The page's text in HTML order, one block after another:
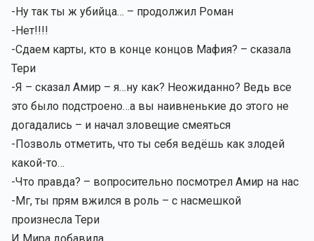
-Ну так ты ж убийца… – продолжил Роман
-Нет!!!!
-Сдаем карты, кто в конце концов Мафия? – сказала
Тери
-Я – сказал Амир – я…ну как? Неожиданно? Ведь все
это было подстроено…а вы наивненькие до этого не
догадались – и начал зловещие смеяться
-Позволь отметить, что ты себя ведёшь как злодей
какой-то…
-Что правда? – вопросительно посмотрел Амир на нас
-Мг, ты прям вжился в роль – с насмешкой
произнесла Тери